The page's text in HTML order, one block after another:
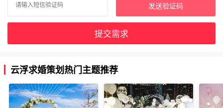
发送验证码
提交需求
云浮求婚策划热门主题推荐